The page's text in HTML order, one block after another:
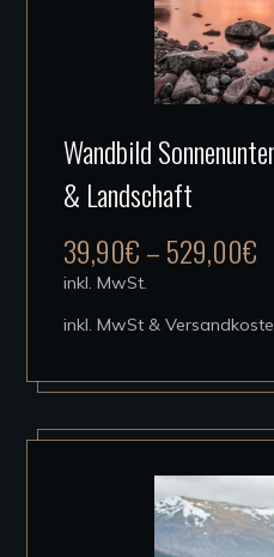
Wandbild
& Landschaft
39,90€–529,00€
inkl. MwSt.
inkl. MwSt &